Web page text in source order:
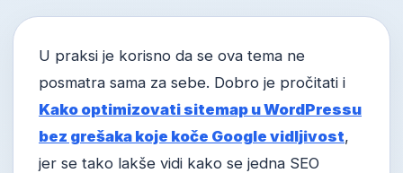
U praksi je korisno da se ova tema ne
posmatra sama za sebe. Dobro je pročitati i
Kako optimizovati sitemap u WordPressu
bez grešaka koje koče Google vidljivost,
jer se tako lakše vidi kako se jedna SEO